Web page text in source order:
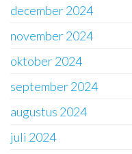
december 2024
november 2024
oktober 2024
september 2024
augustus 2024
juli 2024